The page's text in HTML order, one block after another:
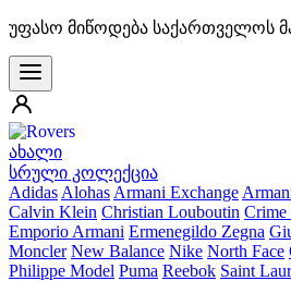
უფასო მიწოდება საქართველოს
ახალი
სრული კოლექცია
Adidas Alohas Armani Exchange
Calvin Klein Christian Louboutin Crime
Emporio Armani Ermenegildo Zegna
Moncler New Balance Nike North Face
Philippe Model Puma Reebok Saint